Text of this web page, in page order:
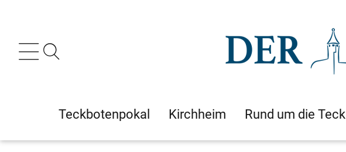
Teckbotenpokal Kirchheim Rund um die Teck